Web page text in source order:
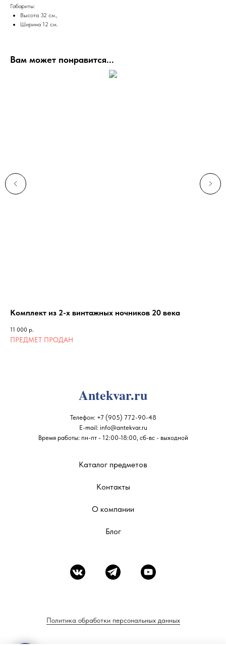
Габариты:
Высота 32 см.,
Ширина 12 см.
Вам может понравится...
Комплект из 2-х винтажных ночников 20 века
11 000 р.
Телефон: +7 (905) 772-90-48
E-mail: info@antekvar.ru
Время работы: пн-пт - 12:00-18:00, сб-вс - выходной
Antekvar.ru
Каталог предметов
Блог
О компании
Контакты
Политика обработки персональных данных